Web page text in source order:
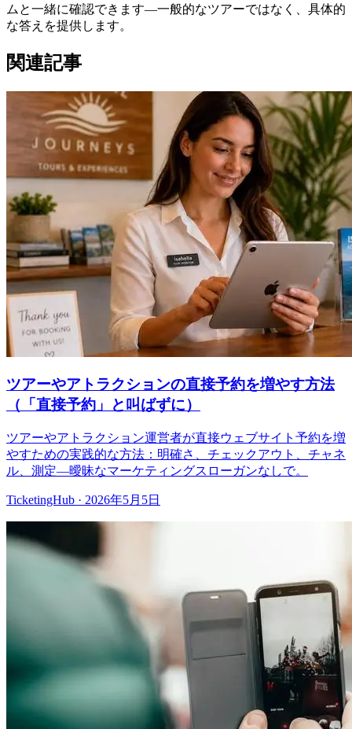
ムと一緒に確認できます—一般的なツアーではなく、具体的
な答えを提供します。
関連記事
ツアーやアトラクションの直接予約を増やす方法
（「直接予約」と叫ばずに）
ツアーやアトラクション運営者が直接ウェブサイト予約を増
やすための実践的な方法：明確さ、チェックアウト、チャネ
ル、測定—曖昧なマーケティングスローガンなしで。
TicketingHub · 2026年5月5日